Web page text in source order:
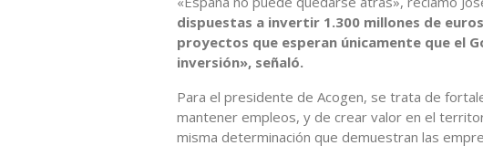
dispuestas a invertir 1.300 millones de
proyectos que esperan únicamente que el
inversión», señaló.
Para el presidente de Acogen, se trata de
mantener empleos, y de crear valor en el
misma determinación que demuestran las